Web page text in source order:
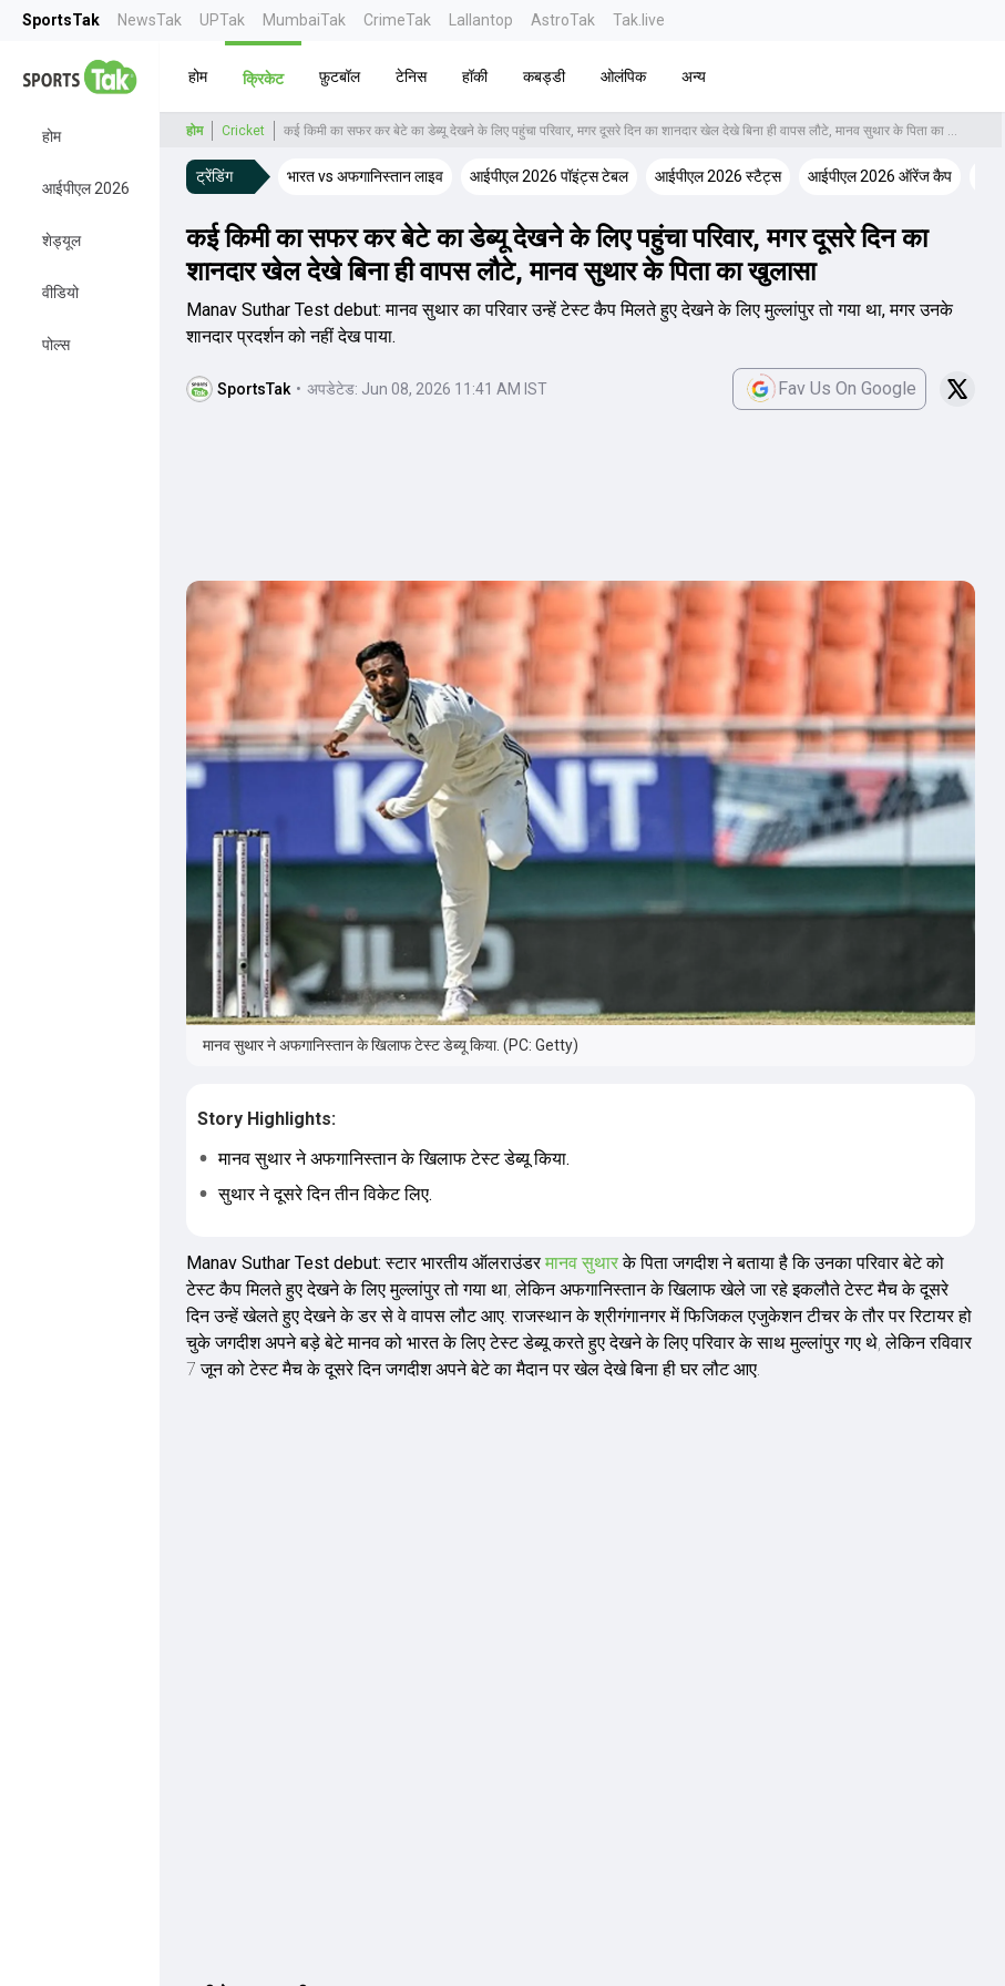
SportsTak NewsTak UPTak MumbaiTak CrimeTak Lallantop AstroTak Tak.live
होम
आईपीएल 2026
शेड्यूल
वीडियो
पोल्स
होम क्रिकेट फ़ुटबॉल टेनिस हॉकी कबड्डी ओलंपिक अन्य
होम Cricket कई किमी का सफर कर बेटे का डेब्यू देखने के लिए पहुंचा पर‍िवार, मगर दूसरे द‍िन का शानदार खेल देखे बिना ही वापस लौटे, मानव सुथार के प‍िता का खुलासा
ट्रेंडिंग भारत vs अफगानिस्तान लाइव आईपीएल 2026 पॉइंट्स टेबल आईपीएल 2026 स्टैट्स आईपीएल 2026 ऑरेंज कैप
कई किमी का सफर कर बेटे का डेब्यू देखने के लिए पहुंचा पर‍िवार, मगर दूसरे द‍िन का
शानदार खेल देखे बिना ही वापस लौटे, मानव सुथार के प‍िता का खुलासा
Manav Suthar Test debut: मानव सुथार का परिवार उन्हें टेस्ट कैप मिलते हुए देखने के लिए मुल्लांपुर तो गया था, मगर उनके
शानदार प्रदर्शन को नहीं देख पाया.
SportsTak • अपडेटेड: Jun 08, 2026 11:41 AM IST Fav Us On Google
मानव सुथार ने अफगान‍िस्तान के ख‍िलाफ टेस्ट डेब्यू किया. (PC: Getty)
Story Highlights:
मानव सुथार ने अफगान‍िस्तान के ख‍िलाफ टेस्ट डेब्यू किया.
सुथार ने दूसरे द‍िन तीन विकेट लिए.
Manav Suthar Test debut: स्टार भारतीय ऑलराउंडरमानव सुथारके पिता जगदीश ने बताया है कि उनका परिवार बेटे को
टेस्ट कैप मिलते हुए देखने के लिए मुल्लांपुर तो गया था, लेकिन अफगानिस्तान के खिलाफ खेले जा रहे इकलौते टेस्ट मैच के दूसरे
दिन उन्हें खेलते हुए देखने के डर से वे वापस लौट आए. राजस्थान के श्रीगंगानगर में फिजिकल एजुकेशन टीचर के तौर पर रिटायर हो
चुके जगदीश अपने बड़े बेटे मानव को भारत के लिए टेस्ट डेब्यू करते हुए देखने के लिए परिवार के साथ मुल्लांपुर गए थे, लेकिन रविवार
7 जून को टेस्ट मैच के दूसरे दिन जगदीश अपने बेटे का मैदान पर खेल देखे बिना ही घर लौट आए.